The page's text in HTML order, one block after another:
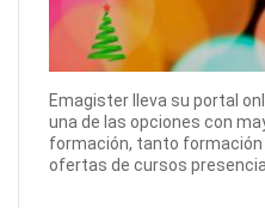
Emagister lleva su portal
una de las opciones con
formación, tanto formación
ofertas de cursos